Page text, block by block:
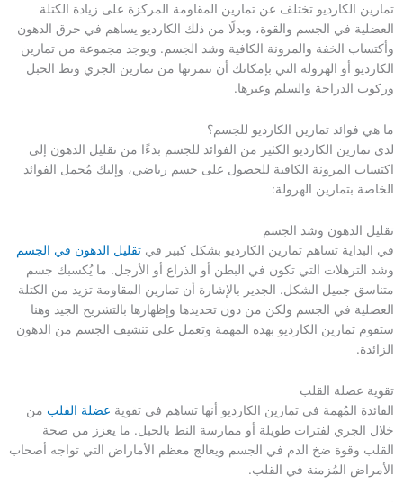
تمارين الكارديو تختلف عن تمارين المقاومة المركزة على زيادة الكتلة
العضلية في الجسم والقوة، وبدلًا من ذلك الكارديو يساهم في حرق الدهون
وأكتساب الخفة والمرونة الكافية وشد الجسم. ويوجد مجموعة من تمارين
الكارديو أو الهرولة التي بإمكانك أن تتمرنها من تمارين الجري ونط الحبل
وركوب الدراجة والسلم وغيرها.
ما هي فوائد تمارين الكارديو للجسم؟
لدى تمارين الكارديو الكثير من الفوائد للجسم بدءًا من تقليل الدهون إلى
اكتساب المرونة الكافية للحصول على جسم رياضي، وإليك مُجمل الفوائد
الخاصة بتمارين الهرولة:
تقليل الدهون وشد الجسم
في البداية تساهم تمارين الكارديو بشكل كبير في تقليل الدهون في الجسم
وشد الترهلات التي تكون في البطن أو الذراع أو الأرجل. ما يُكسبك جسم
متناسق جميل الشكل. الجدير بالإشارة أن تمارين المقاومة تزيد من الكتلة
العضلية في الجسم ولكن من دون تحديدها وإظهارها بالتشريح الجيد وهنا
ستقوم تمارين الكارديو بهذه المهمة وتعمل على تنشيف الجسم من الدهون
الزائدة.
تقوية عضلة القلب
الفائدة المُهمة في تمارين الكارديو أنها تساهم في تقوية عضلة القلب من
خلال الجري لفترات طويلة أو ممارسة النط بالحبل. ما يعزز من صحة
القلب وقوة ضخ الدم في الجسم ويعالج معظم الأماراض التي تواجه أصحاب
الأمراض المُزمنة في القلب.